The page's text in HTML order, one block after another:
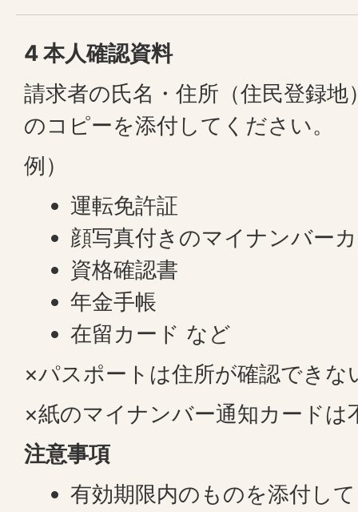
4 本人確認資料
請求者の氏名・住所（住民登録
のコピーを添付してください。
例）
運転免許証
顔写真付きのマイナンバー
資格確認書
年金手帳
在留カード など
×パスポートは住所が確認できな
×紙のマイナンバー通知カードは
注意事項
有効期限内のものを添付し